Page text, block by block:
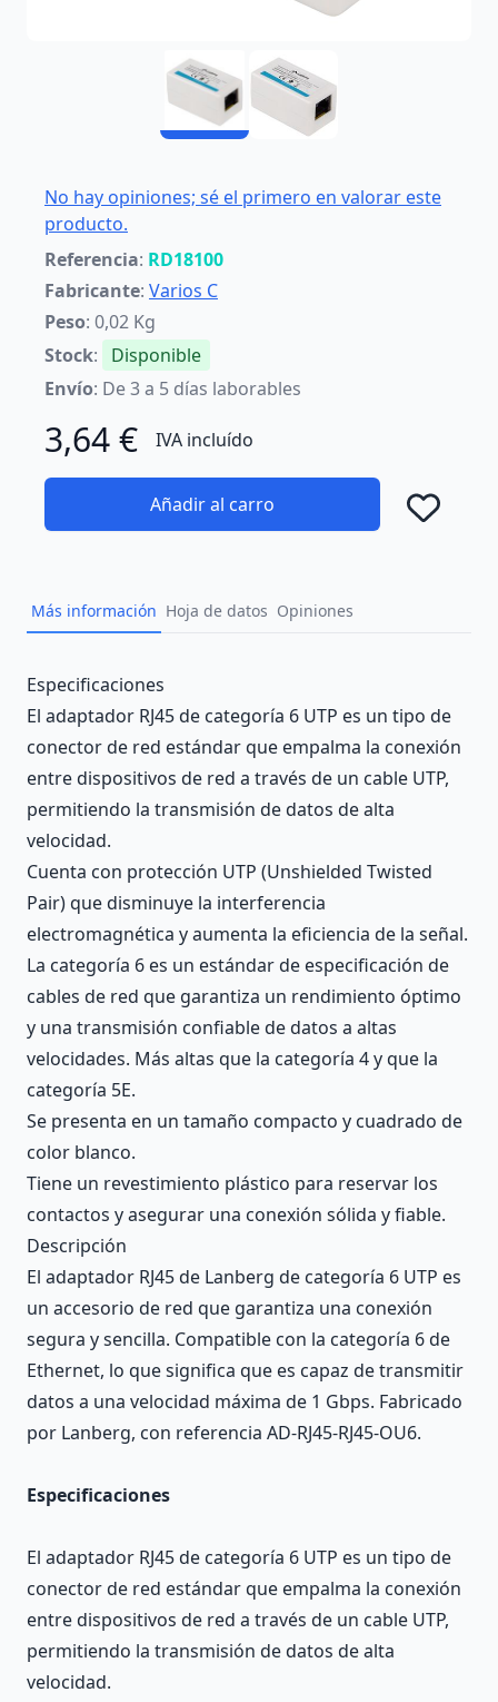
No hay opiniones; sé el primero en valorar este
producto.
Referencia: RD18100
Fabricante: Varios C
Peso: 0,02 Kg
Stock:
Disponible
Envío: De 3 a 5 días laborables
3,64 € IVA incluído
Añadir al carro
Más información Hoja de datos Opiniones
Description
Especificaciones
El adaptador RJ45 de categoría 6 UTP es un tipo de
conector de red estándar que empalma la conexión
entre dispositivos de red a través de un cable UTP,
permitiendo la transmisión de datos de alta
velocidad.
Cuenta con protección UTP (Unshielded Twisted
Pair) que disminuye la interferencia
electromagnética y aumenta la eficiencia de la señal.
La categoría 6 es un estándar de especificación de
cables de red que garantiza un rendimiento óptimo
y una transmisión confiable de datos a altas
velocidades. Más altas que la categoría 4 y que la
categoría 5E.
Se presenta en un tamaño compacto y cuadrado de
color blanco.
Tiene un revestimiento plástico para reservar los
contactos y asegurar una conexión sólida y fiable.
Descripción
El adaptador RJ45 de Lanberg de categoría 6 UTP es
un accesorio de red que garantiza una conexión
segura y sencilla. Compatible con la categoría 6 de
Ethernet, lo que significa que es capaz de transmitir
datos a una velocidad máxima de 1 Gbps. Fabricado
por Lanberg, con referencia AD-RJ45-RJ45-OU6.
Especificaciones
El adaptador RJ45 de categoría 6 UTP es un tipo de
conector de red estándar que empalma la conexión
entre dispositivos de red a través de un cable UTP,
permitiendo la transmisión de datos de alta
velocidad.